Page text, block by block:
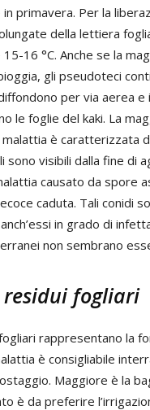
primavera. Per la
della lettiera
16 °C. Anche se la
gli pseudoteci
per via aerea
le foglie del kaki. La
malattia è caratterizzata
sono visibili dalla fine di
causato da spore
caduta. Tali conidi
in grado di
non sembrano
fogliari
rappresentano la
è consigliabile
Maggiore è la
è da preferire